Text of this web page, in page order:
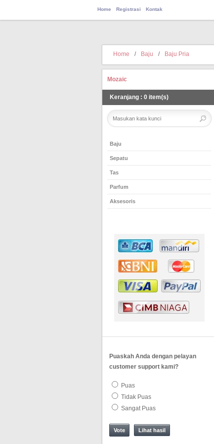
Home Registrasi Kontak
Home / Baju / Baju Pria
Mozaic
Keranjang : 0 item(s)
Baju
Sepatu
Tas
Parfum
Aksesoris
Puaskah Anda dengan pelayan
customer support kami?
Puas
Tidak Puas
Sangat Puas
Lihat hasil